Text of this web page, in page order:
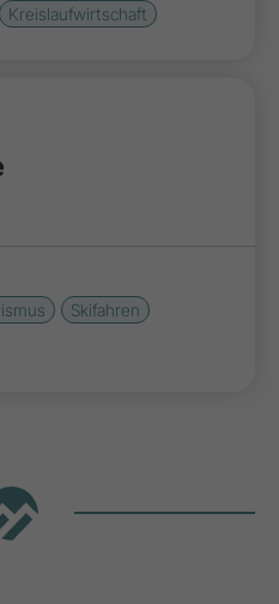
Kreislaufwirtschaft
Skifahren